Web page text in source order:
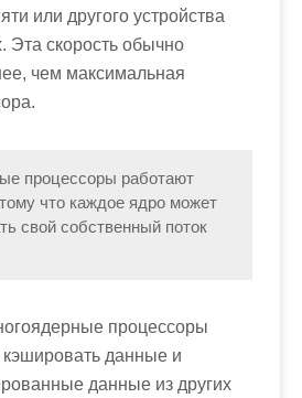
или другого устройства
Эта скорость обычно
чем максимальная
процессоры работают
что каждое ядро может
свой собственный поток
процессоры
данные и
данные из других